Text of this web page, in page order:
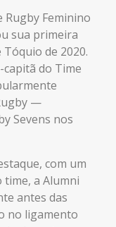
Rugby Feminino
sua primeira
de 2020.
capitã do Time
—
Sevens nos
com um
time, a Alumni
antes das
no ligamento